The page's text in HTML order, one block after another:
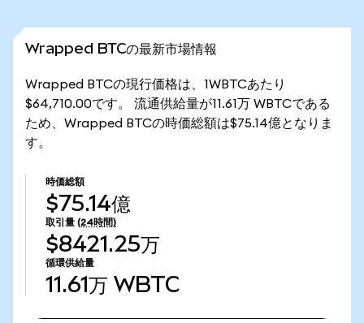
Wrapped BTCの最新市場情報
Wrapped BTCの現行価格は、1WBTCあたり
$64,710.00です。 流通供給量が11.61万 WBTCである
ため、Wrapped BTCの時価総額は$75.14億となりま
す。
時価総額
$75.14億
取引量 (24時間)
$8421.25万
循環供給量
11.61万 WBTC